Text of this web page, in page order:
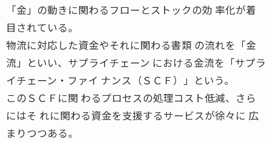
「金」の動きに関わるフローとストックの効 率化が着
目されている。
物流に対応した資金やそれに関わる書類 の流れを「金
流」といい、サプライチェーン における金流を「サプラ
イチェーン・ファイ ナンス（ＳＣＦ）」という。
このＳＣＦに関 わるプロセスの処理コスト低減、さら
にはそ れに関わる資金を支援するサービスが徐々に 広
まりつつある。